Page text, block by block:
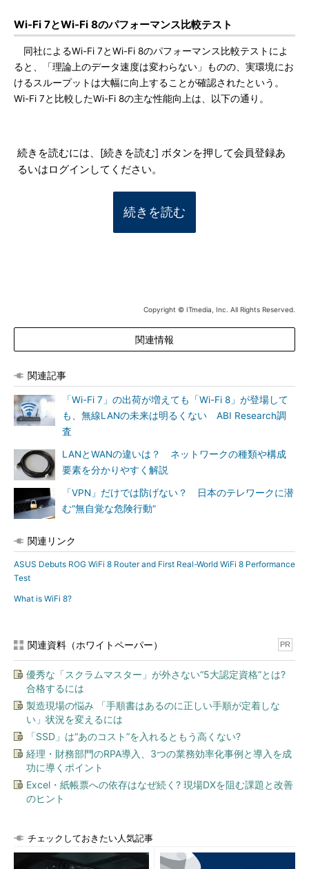
Wi-Fi 7とWi-Fi 8のパフォーマンス比較テスト
同社によるWi-Fi 7とWi-Fi 8のパフォーマンス比較テストによ
ると、「理論上のデータ速度は変わらない」ものの、実環境にお
けるスループットは大幅に向上することが確認されたという。
Wi-Fi 7と比較したWi-Fi 8の主な性能向上は、以下の通り。
続きを読むには、[続きを読む] ボタンを押して会員登録あ
るいはログインしてください。
続きを読む
Copyright © ITmedia, Inc. All Rights Reserved.
関連情報
関連記事
「Wi-Fi 7」の出荷が増えても「Wi-Fi 8」が登場して
も、無線LANの未来は明るくない ABI Research調
査
LANとWANの違いは？ ネットワークの種類や構成
要素を分かりやすく解説
「VPN」だけでは防げない？ 日本のテレワークに潜
む“無自覚な危険行動”
関連リンク
ASUS Debuts ROG WiFi 8 Router and First Real-World WiFi 8 Performance
Test
What is WiFi 8?
関連資料（ホワイトペーパー） PR
優秀な「スクラムマスター」が外さない“5大認定資格”とは?
合格するには
製造現場の悩み 「手順書はあるのに正しい手順が定着しな
い」状況を変えるには
「SSD」は“あのコスト”を入れるともう高くない?
経理・財務部門のRPA導入、3つの業務効率化事例と導入を成
功に導くポイント
Excel・紙帳票への依存はなぜ続く? 現場DXを阻む課題と改善
のヒント
チェックしておきたい人気記事